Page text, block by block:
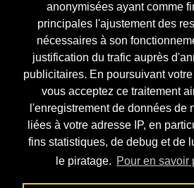
anonymisées ayant comme
principales l'ajustement des
nécessaires à son
justification du trafic auprès
publicitaires. En poursuivant
vous acceptez ce traitement
l'enregistrement de données de
liées à votre adresse IP, en
fins statistiques, de debug et de
le piratage. Pour en savoir
Bienvenue
Réalisations
Divers (et d’été)
Annonces
Liens externes
Téléchargement
Contact